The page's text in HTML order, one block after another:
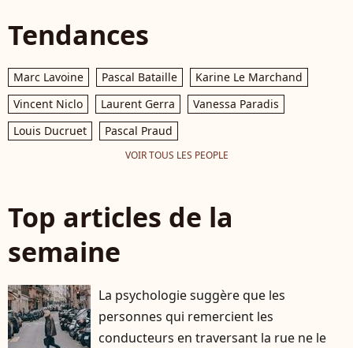
Tendances
Marc Lavoine Pascal Bataille
Karine Le Marchand
Vincent Niclo
Laurent Gerra
Vanessa Paradis
Louis Ducruet
Pascal Praud
VOIR TOUS LES PEOPLE
Top articles de la
semaine
La psychologie suggère que les
personnes qui remercient les
conducteurs en traversant la rue ne le